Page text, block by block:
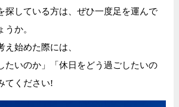
探している方は、ぜひ一度足を運んで
か。
始めた際には、
たいのか」「休日をどう過ごしたいの
てください!